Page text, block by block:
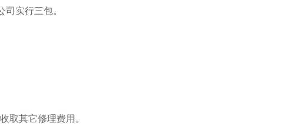
实行三包。
取其它修理费用。